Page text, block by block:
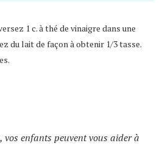
1 c. à thé de vinaigre dans une
du lait de façon à obtenir 1/3 tasse.
vos enfants peuvent vous aider à